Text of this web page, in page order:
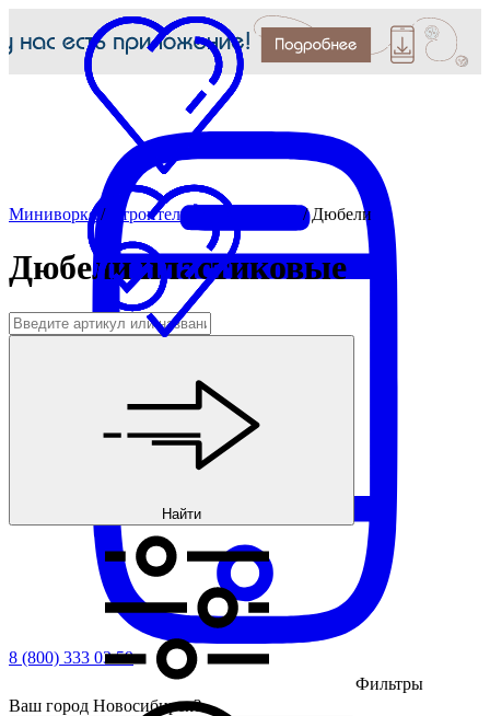
8 (800) 333 03 59
Ваш город Новосибирск?
Миниворкс / Строительная фурнитура /Дюбели
Дюбели пластиковые
Найти
Фильтры